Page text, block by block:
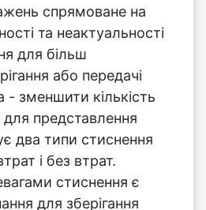
або передачі
зменшити кількість
для представлення
два типи стиснення
і без втрат.
стиснення є
для зберігання
на передачу даних
здатності зв'язку.
вам багато грошей.